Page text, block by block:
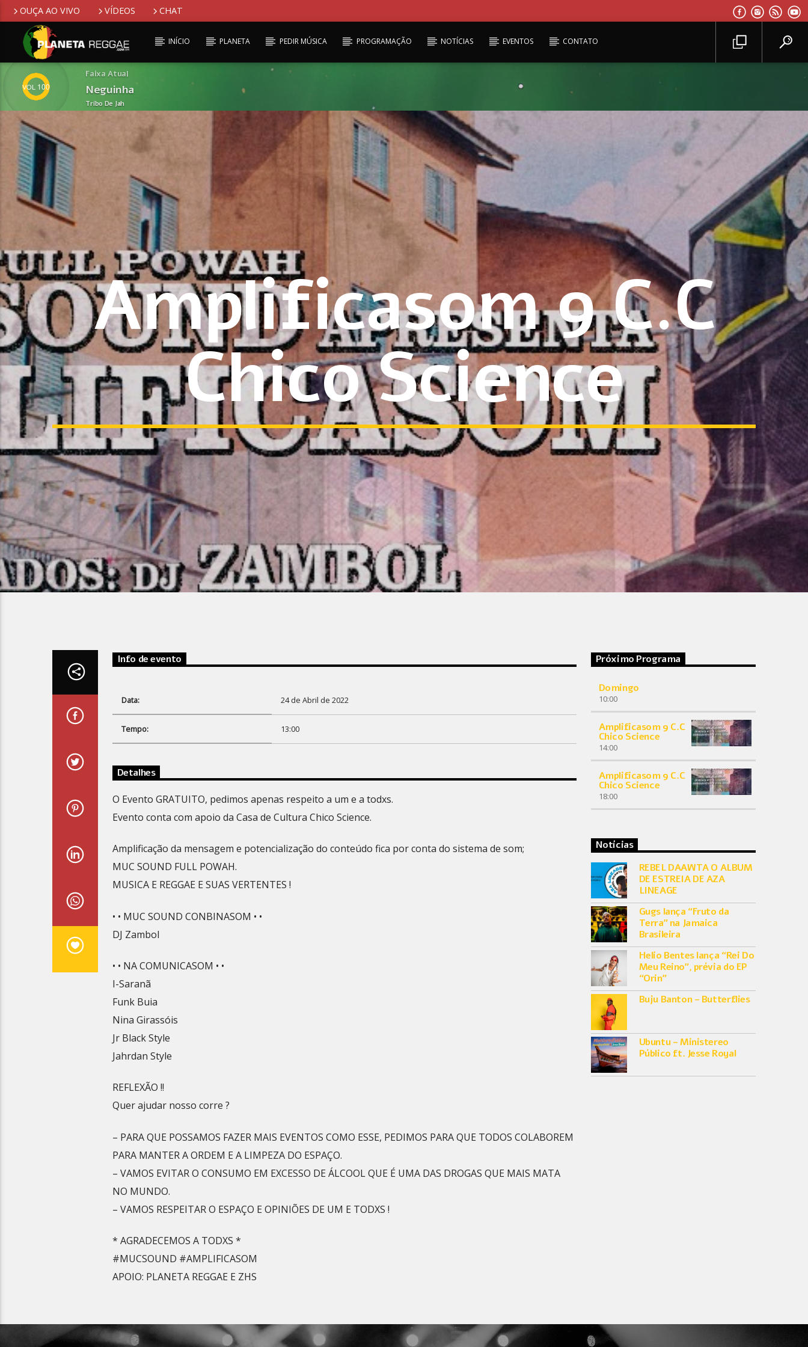
OUÇA AO VIVO VÍDEOS CHAT
INÍCIO PLANETA PEDIR MÚSICA PROGRAMAÇÃO NOTÍCIAS EVENTOS CONTATO
100
Faixa Atual
Neguinha
Tribo De Jah
Amplificasom 9 C.C
Chico Science
Info de evento
Data: 24 de Abril de 2022
Tempo: 13:00
Detalhes
O Evento GRATUITO, pedimos apenas respeito a um e a todxs.
Evento conta com apoio da Casa de Cultura Chico Science.
Amplificação da mensagem e potencialização do conteúdo fica por conta do sistema de som;
MUC SOUND FULL POWAH.
MUSICA E REGGAE E SUAS VERTENTES !
• • MUC SOUND CONBINASOM • •
DJ Zambol
• • NA COMUNICASOM • •
I-Saranã
Funk Buia
Nina Girassóis
Jr Black Style
Jahrdan Style
REFLEXÃO !!
Quer ajudar nosso corre ?
– PARA QUE POSSAMOS FAZER MAIS EVENTOS COMO ESSE, PEDIMOS PARA QUE TODOS COLABOREM
PARA MANTER A ORDEM E A LIMPEZA DO ESPAÇO.
– VAMOS EVITAR O CONSUMO EM EXCESSO DE ÁLCOOL QUE É UMA DAS DROGAS QUE MAIS MATA
NO MUNDO.
– VAMOS RESPEITAR O ESPAÇO E OPINIÕES DE UM E TODXS !
* AGRADECEMOS A TODXS *
#MUCSOUND #AMPLIFICASOM
APOIO: PLANETA REGGAE E ZHS
Próximo Programa
Domingo
10:00
Amplificasom 9 C.C
Chico Science
14:00
Amplificasom 9 C.C
Chico Science
18:00
Notícias
REBEL DAAWTA O ALBUM
DE ESTREIA DE AZA
LINEAGE
Gugs lança “Fruto da
Terra” na Jamaica
Brasileira
Helio Bentes lança “Rei Do
Meu Reino”, prévia do EP
“Orin”
Buju Banton – Butterflies
Ubuntu – Ministereo
Público ft. Jesse Royal